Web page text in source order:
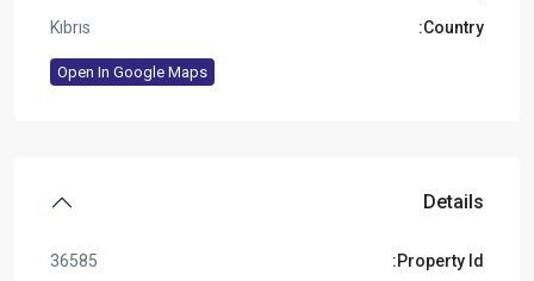
Country:
Kıbrıs
Open In Google Maps
Details
Property Id:
36585